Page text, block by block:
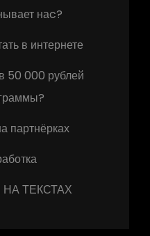
наc?
в интернете
50 000 рублей
партнёрках
ТЕКСТАХ